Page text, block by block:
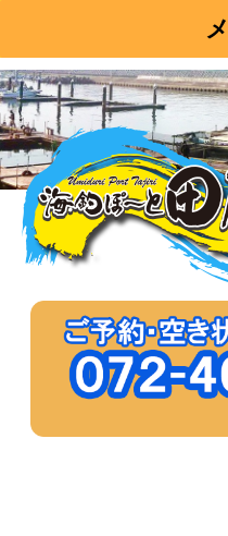
コ
ン
テ
ン
ツ